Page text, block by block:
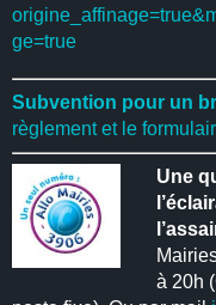
ge=true
Subvention pour un
règlement et le
Une
à 20h